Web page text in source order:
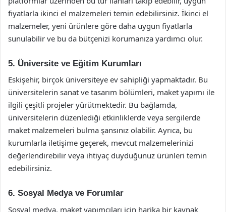
fiyatlarla ikinci el malzemeleri temin edebilirsiniz. İkinci el
malzemeler, yeni ürünlere göre daha uygun fiyatlarla
sunulabilir ve bu da bütçenizi korumanıza yardımcı olur.
5. Üniversite ve Eğitim Kurumları
Eskişehir, birçok üniversiteye ev sahipliği yapmaktadır. Bu
üniversitelerin sanat ve tasarım bölümleri, maket yapımı ile
ilgili çeşitli projeler yürütmektedir. Bu bağlamda,
üniversitelerin düzenlediği etkinliklerde veya sergilerde
maket malzemeleri bulma şansınız olabilir. Ayrıca, bu
kurumlarla iletişime geçerek, mevcut malzemelerinizi
değerlendirebilir veya ihtiyaç duyduğunuz ürünleri temin
edebilirsiniz.
6. Sosyal Medya ve Forumlar
Sosyal medya, maket yapımcıları için harika bir kaynak